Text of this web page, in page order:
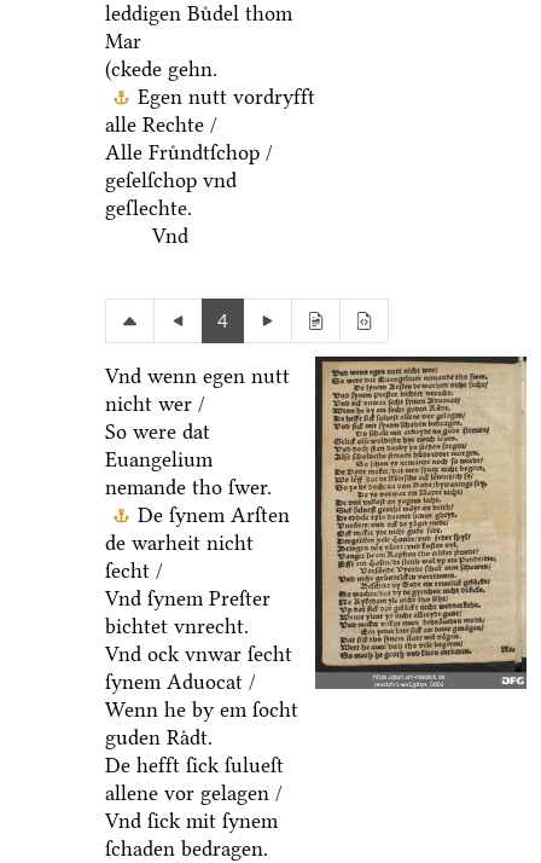
leddigen Buͤdel thom
Mar
(ckede gehn.
Egen nutt vordryfft
alle Rechte /
Alle Fruͤndtſchop /
geſelſchop vnd
geſlechte.
Vnd
4
Vnd wenn egen nutt
nicht wer /
So were dat
Euangelium
nemande tho ſwer.
De ſynem Arſten
de warheit nicht
ſecht /
Vnd ſynem Preſter
bichtet vnrecht.
Vnd ock vnwar ſecht
ſynem Aduocat /
Wenn he by em ſocht
guden Raͤdt.
De hefft ſick ſulueſt
allene vor gelagen /
Vnd ſick mit ſynem
ſchaden bedragen.